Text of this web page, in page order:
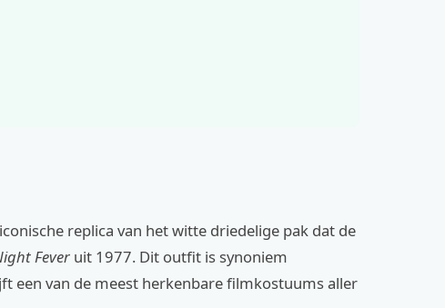
replica van het witte driedelige pak dat de
Fever uit 1977. Dit outfit is synoniem
een van de meest herkenbare filmkostuums aller